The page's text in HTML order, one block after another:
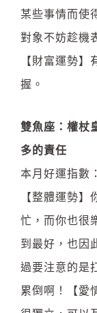
某些事情而使
對象不妨趁機
【財富運勢
握。
雙魚座：權杖
多的責任
本月好運指
【整體運勢】
忙，而你也很
到最好，也因
過要注意的是
累倒啊！
【